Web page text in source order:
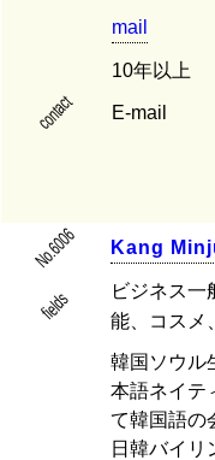
mail
10年以上
contact E-mail
No.6006 Kang M inj
fields
ビジネス一
能、コスメ
韓国ソウル
本語ネイテ
て韓国語の
日韓バイリ